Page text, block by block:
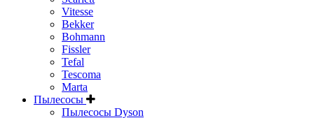
Vitesse
Bekker
Bohmann
Fissler
Tefal
Tescoma
Marta
Пылесосы
Пылесосы Dyson